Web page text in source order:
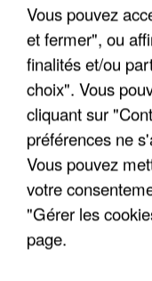
INTERPELLÉ EN
Vous pouvez
et fermer", ou
finalités et/ou
choix". Vous
cliquant sur
préférences ne
Vous pouvez
votre
"Gérer les
page.